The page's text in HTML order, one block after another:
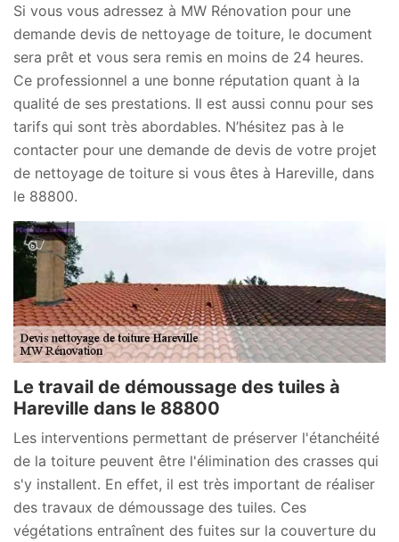
Si vous vous adressez à MW Rénovation pour une
demande devis de nettoyage de toiture, le document
sera prêt et vous sera remis en moins de 24 heures.
Ce professionnel a une bonne réputation quant à la
qualité de ses prestations. Il est aussi connu pour ses
tarifs qui sont très abordables. N’hésitez pas à le
contacter pour une demande de devis de votre projet
de nettoyage de toiture si vous êtes à Hareville, dans
le 88800.
Le travail de démoussage des tuiles à
Hareville dans le 88800
Les interventions permettant de préserver l'étanchéité
de la toiture peuvent être l'élimination des crasses qui
s'y installent. En effet, il est très important de réaliser
des travaux de démoussage des tuiles. Ces
végétations entraînent des fuites sur la couverture du